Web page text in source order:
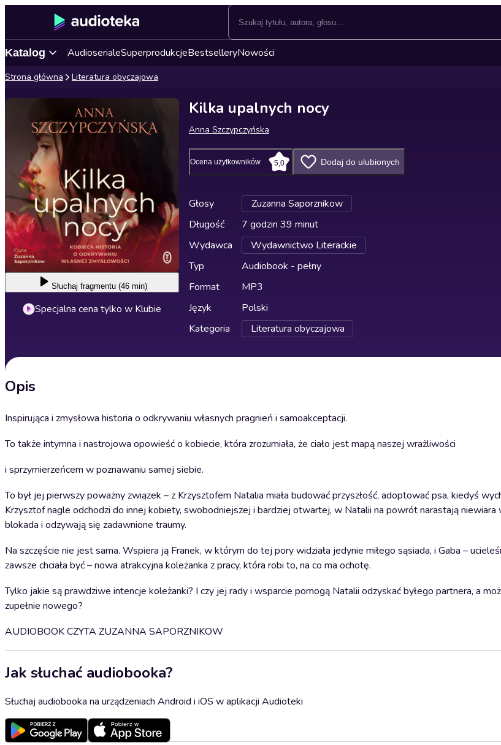
Katalog AudioserialeSuperprodukcjeBestselleryNowości
Strona główna Literatura obyczajowa
Słuchaj fragmentu (46 min)
Specjalna cena tylko w Klubie
Kilka upalnych nocy
Anna Szczypczyńska
Ocena użytkowników 5,0 Dodaj do ulubionych
Głosy
Zuzanna Saporznikow
Długość
7 godzin 39 minut
Wydawca
Wydawnictwo Literackie
Typ
Audiobook - pełny
Format
MP3
Język
Polski
Kategoria
Literatura obyczajowa
Opis
Inspirująca i zmysłowa historia o odkrywaniu własnych pragnień i samoakceptacji.
To także intymna i nastrojowa opowieść o kobiecie, która zrozumiała, że ciało jest mapą naszej wrażliwości
i sprzymierzeńcem w poznawaniu samej siebie.
To był jej pierwszy poważny związek – z Krzysztofem Natalia miała budować przyszłość, adoptować psa, kiedyś
Krzysztof nagle odchodzi do innej kobiety, swobodniejszej i bardziej otwartej, w Natalii na powrót narastają niewiara
blokada i odzywają się zadawnione traumy.
Na szczęście nie jest sama. Wspiera ją Franek, w którym do tej pory widziała jedynie miłego sąsiada, i Gaba –
zawsze chciała być – nowa atrakcyjna koleżanka z pracy, która robi to, na co ma ochotę.
Tylko jakie są prawdziwe intencje koleżanki? I czy jej rady i wsparcie pomogą Natalii odzyskać byłego partnera, a
zupełnie nowego?
AUDIOBOOK CZYTA ZUZANNA SAPORZNIKOW
Jak słuchać audiobooka?
Słuchaj audiobooka na urządzeniach Android i iOS w aplikacji Audioteki